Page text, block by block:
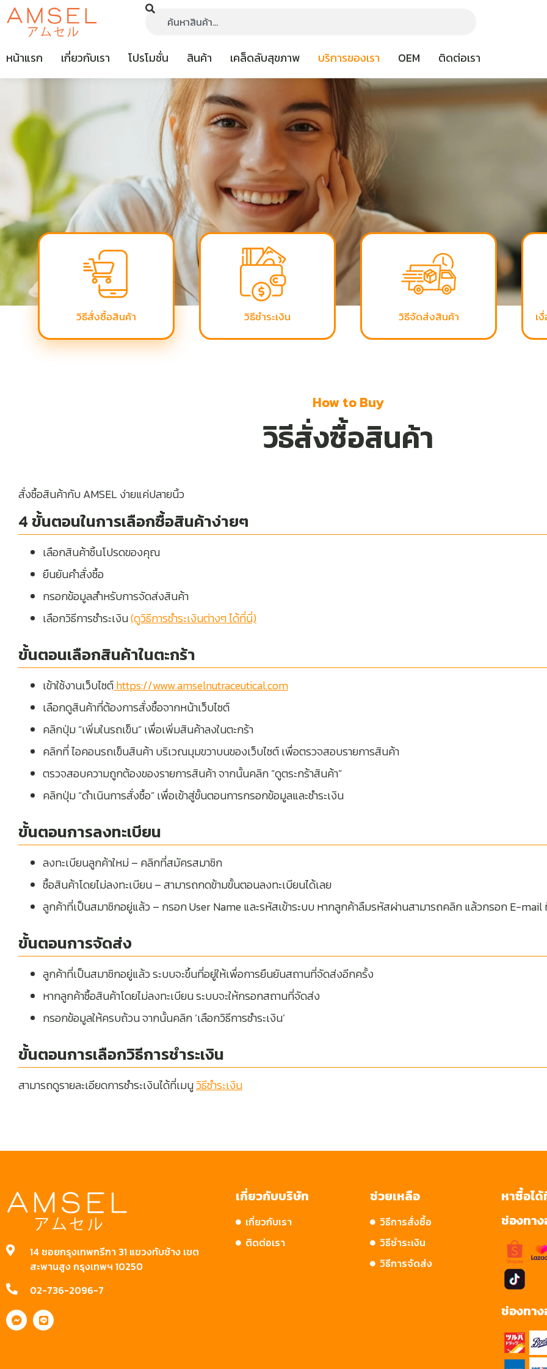
หน้าแรก เกี่ยวกับเรา โปรโมชั่น สินค้า เคล็ดลับสุขภาพ บริการของเรา OEM ติดต่อเรา
วิธีสั่งซื้อสินค้า วิธีชำระเงิน วิธีจัดส่งสินค้า เ
How to Buy
วิธีสั่งซื้อสินค้า
สั่งซื้อสินค้ากับ AMSEL ง่ายแค่ปลายนิ้ว
4 ขั้นตอนในการเลือกซื้อสินค้าง่ายๆ
เลือกสินค้าชิ้นโปรดของคุณ
ยืนยันคำสั่งซื้อ
กรอกข้อมูลสำหรับการจัดส่งสินค้า
เลือกวิธีการชำระเงิน(ดูวิธีการชำระเงินต่างๆ ได้ที่นี่)
ขั้นตอนเลือกสินค้าในตะกร้า
เข้าใช้งานเว็บไซต์https://www.amselnutraceutical.com
เลือกดูสินค้าที่ต้องการสั่งซื้อจากหน้าเว็บไซต์
คลิกปุ่ม “เพิ่มในรถเข็น” เพื่อเพิ่มสินค้าลงในตะกร้า
คลิกที่ ไอคอนรถเข็นสินค้า บริเวณมุมขวาบนของเว็บไซต์ เพื่อตรวจสอบรายการสินค้า
ตรวจสอบความถูกต้องของรายการสินค้า จากนั้นคลิก “ดูตระกร้าสินค้า”
คลิกปุ่ม “ดำเนินการสั่งซื้อ” เพื่อเข้าสู่ขั้นตอนการกรอกข้อมูลและชำระเงิน
ขั้นตอนการลงทะเบียน
ลงทะเบียนลูกค้าใหม่ – คลิกที่สมัครสมาชิก
ซื้อสินค้าโดยไม่ลงทะเบียน – สามารถกดข้ามขั้นตอนลงทะเบียนได้เลย
ลูกค้าที่เป็นสมาชิกอยู่แล้ว – กรอก User Name และรหัสเข้าระบบ หากลูกค้าลืมรหัสผ่านสามารถคลิก แล้วกรอก E-mail
ขั้นตอนการจัดส่ง
ลูกค้าที่เป็นสมาชิกอยู่แล้ว ระบบจะขึ้นที่อยู่ให้เพื่อการยืนยันสถานที่จัดส่งอีกครั้ง
หากลูกค้าซื้อสินค้าโดยไม่ลงทะเบียน ระบบจะให้กรอกสถานที่จัดส่ง
กรอกข้อมูลให้ครบถ้วน จากนั้นคลิก ‘เลือกวิธีการชำระเงิน’
ขั้นตอนการเลือกวิธีการชำระเงิน
สามารถดูรายละเอียดการชำระเงินได้ที่เมนูวิธีชำระเงิน
14 ซอยกรุงเทพกรีฑา 31 แขวงทับช้าง เขต
สะพานสูง กรุงเทพฯ 10250
02-736-2096-7
เกี่ยวกับบริษัท
เกี่ยวกับเรา
ติดต่อเรา
ช่วยเหลือ
วิธีการสั่งซื้อ
วิธีชำระเงิน
วิธีการจัดส่ง
หาซื้อได้
ช่องทา
ช่องทา